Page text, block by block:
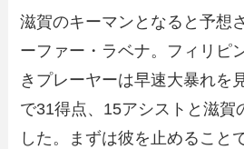
滋賀のキーマンとなると予想
ーファー・ラベナ。フィリピ
きプレーヤーは早速大暴れを
で31得点、15アシストと滋賀
した。まずは彼を止めること